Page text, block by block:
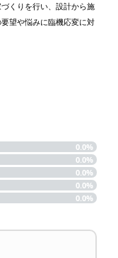
くりを行い、設計から施
望や悩みに臨機応変に対
0.0%
0.0%
0.0%
0.0%
0.0%